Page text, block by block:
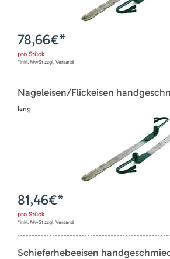
78,66€*
pro Stück
*inkl. MwSt zzgl. Versand
Nageleisen/Flickeisen
lang
81,46€*
pro Stück
*inkl. MwSt zzgl. Versand
Schieferhebeeisen